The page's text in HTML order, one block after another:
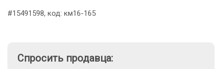
#15491598, код: км16-165
Спросить продавца: